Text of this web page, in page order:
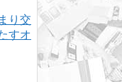
り交
すオ